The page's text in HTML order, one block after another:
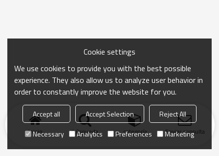
Inicio búsqueda categoría Enviar consulta
Cookie settings
We use cookies to provide you with the best possible
experience. They also allow us to analyze user behavior in
order to constantly improve the website for you.
Accept all Accept Selection
Reject All
Necessary
Analytics Preferences Marketing